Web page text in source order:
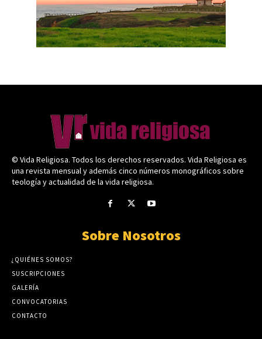
© Vida Religiosa. Todos los derechos reservados. Vida Religiosa es
una revista mensual y además cinco números monográficos sobre
teología y actualidad de la vida religiosa.
Sobre Nosotros
¿QUIÉNES SOMOS?
SUSCRIPCIONES
GALERÍA
CONVOCATORIAS
CONTACTO